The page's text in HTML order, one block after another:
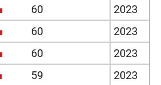
60
2023
60
2023
60
2023
59
2023